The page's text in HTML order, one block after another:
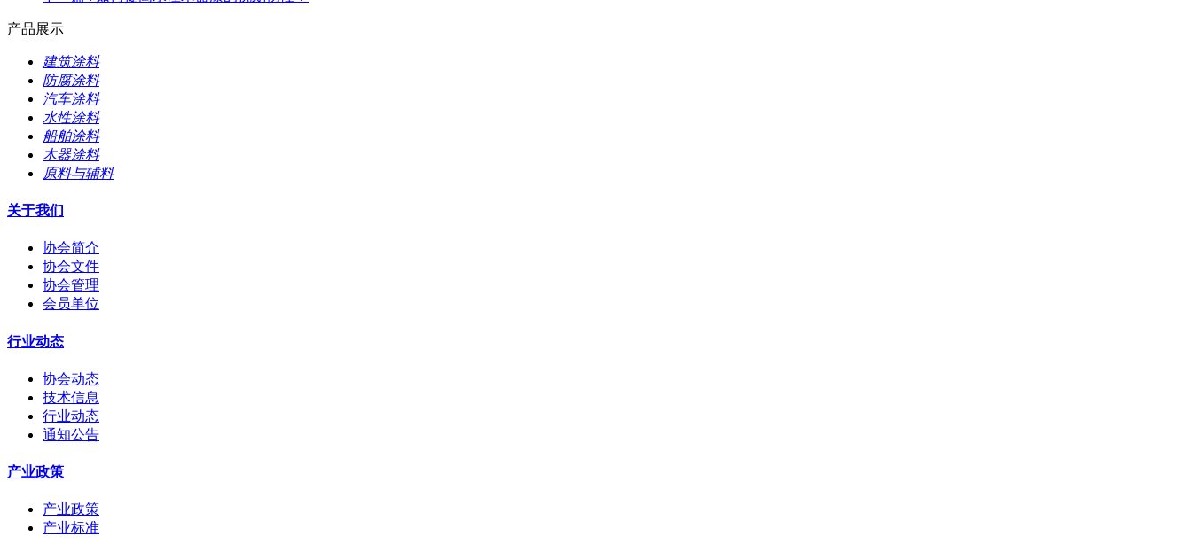
产品展示
建筑涂料
防腐涂料
汽车涂料
水性涂料
船舶涂料
木器涂料
原料与辅料
关于我们
协会简介
协会文件
协会管理
会员单位
行业动态
协会动态
技术信息
行业动态
通知公告
产业政策
产业政策
产业标准